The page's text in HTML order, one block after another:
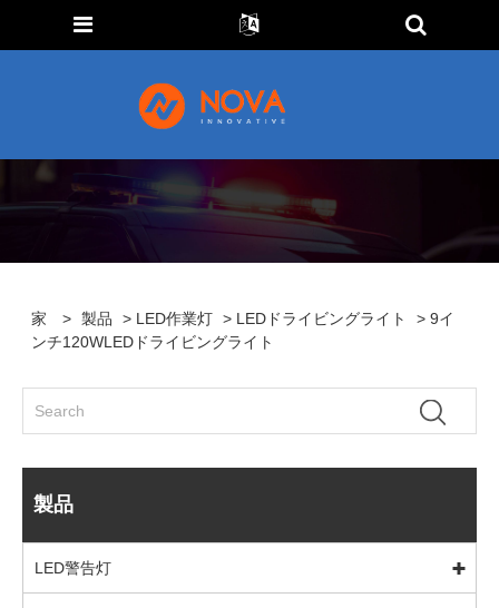
家 > 製品 > LED作業灯 > LEDドライビングライト
> 9イ
ンチ120WLEDドライビングライト
製品
LED警告灯